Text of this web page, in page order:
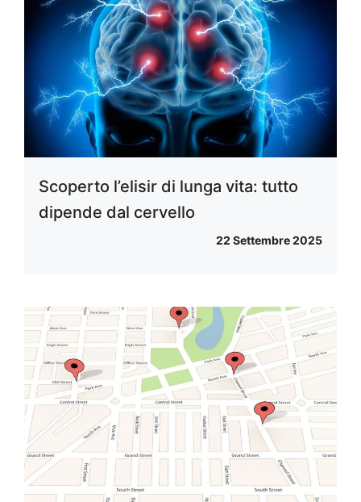
Scoperto l’elisir di lunga vita: tutto
dipende dal cervello
22 Settembre 2025